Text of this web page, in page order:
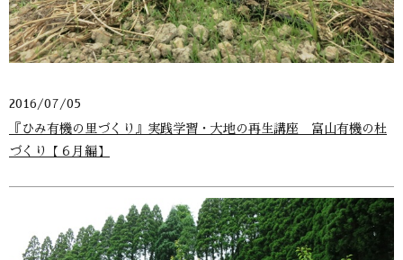
2016/07/05
『ひみ有機の里づくり』実践学習・大地の再生講座 富山有機の杜
づくり【６月編】